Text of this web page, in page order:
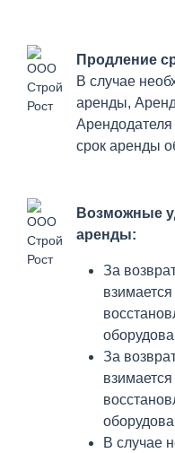
Продление
В случае
аренды,
срок аренды
Возможные
аренды:
За
За
В случае